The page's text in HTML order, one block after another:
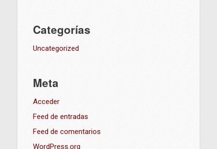
Categorías
Uncategorized
Meta
Acceder
Feed de entradas
Feed de comentarios
WordPress.org